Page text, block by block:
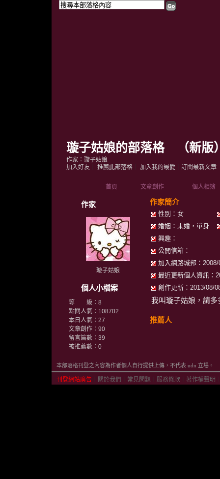
璇子姑娘的部落格（新版
首頁 文章創作 個人相簿
加入好友 推薦此部落格 加入我的最愛 訂閱最新文章
作家：璇子姑娘
作家
璇子姑娘
個人小檔案
等 級：8
點閱人氣：108702
本日人氣：27
文章創作：90
留言篇數：39
被推薦數： 0
作家簡介
性別：女
婚姻：未婚，單身
興趣：
公開信箱：
加入網路城邦：
最近更新個人資訊：
創作更新：2013/08/
我叫璇子姑娘，請多
推薦人
本部落格刊登之內容為作者個人自行提供上傳，不代表 udn 立場。
刊登網站廣告 關於我們 常見問題 服務條款 著作權聲明